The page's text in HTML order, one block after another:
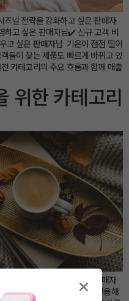
널 전략을 강화하고 싶은 판매자
하고 싶은 판매자님✔️ 신규 고객 비
고 싶은 판매자님 기온이 점점 떨어
들이 찾는 제품도 빠르게 바뀌고 있
카테고리의 주요 흐름과 함께 매출
위한 카테고리
품 전략을 강화하고 싶은 판매자
✔️ 환절기 시즌 인사이트를 활용해